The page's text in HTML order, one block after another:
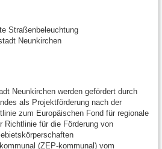
Straßenbeleuchtung
Neunkirchen
Neunkirchen werden gefördert durch
als Projektförderung nach der
zum Europäischen Fond für regionale
Richtlinie für die Förderung von
(ZEP-kommunal) vom